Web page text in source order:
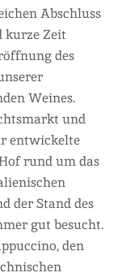
Abschluss
kurze Zeit
des
Weines.
und
entwickelte
rund um das
der Stand des
gut besucht.
den